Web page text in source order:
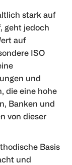
stark auf
geht jedoch
auf
ISO
und
die eine hohe
Banken und
von dieser
Basis
und